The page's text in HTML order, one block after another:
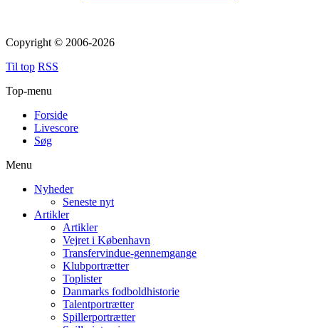
Copyright © 2006-2026
Til top RSS
Top-menu
Forside
Livescore
Søg
Menu
Nyheder
Seneste nyt
Artikler
Artikler
Vejret i København
Transfervindue-gennemgange
Klubportrætter
Toplister
Danmarks fodboldhistorie
Talentportrætter
Spillerportrætter